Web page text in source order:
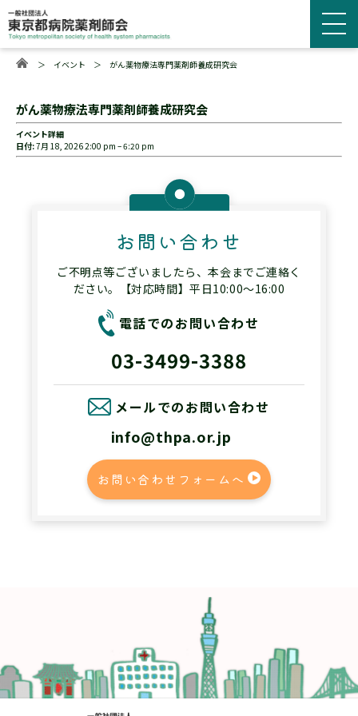
＞ イベント ＞ がん薬物療法専門薬剤師養成研究会
がん薬物療法専門薬剤師養成研究会
イベント詳細
日付:7月 18, 2026 2:00 pm –6:20 pm
お問い合わせ
ご不明点等ございましたら、本会までご連絡く
ださい。【対応時間】平日10:00～16:00
電話でのお問い合わせ
03-3499-3388
メールでのお問い合わせ
info@thpa.or.jp
お問い合わせフォームへ